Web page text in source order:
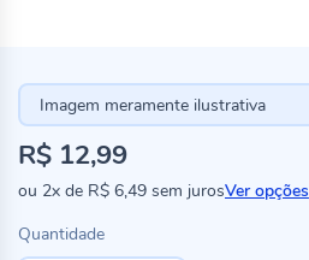
Imagem meramente ilustrativa
R$ 12,99
ou 2x de R$ 6,49 sem jurosVer opções
Quantidade